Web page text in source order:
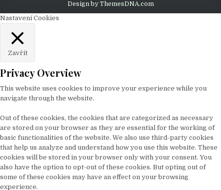
Design by ThemesDNA.com
Nastavení Cookies
Zavřít
Privacy Overview
This website uses cookies to improve your experience while you
navigate through the website.
Out of these cookies, the cookies that are categorized as necessary
are stored on your browser as they are essential for the working of
basic functionalities of the website. We also use third-party cookies
that help us analyze and understand how you use this website. These
cookies will be stored in your browser only with your consent. You
also have the option to opt-out of these cookies. But opting out of
some of these cookies may have an effect on your browsing
experience.